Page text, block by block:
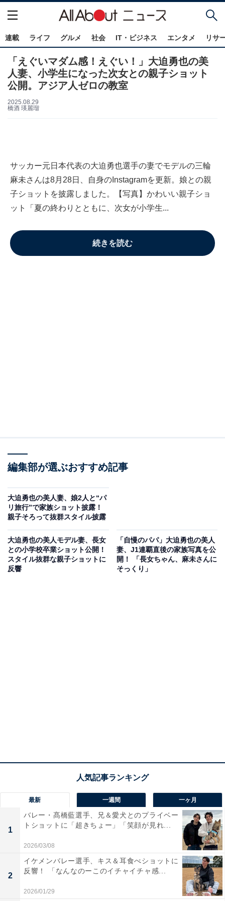
連載 ライフ グルメ 社会 IT・ビジネス エンタメ リサ
「えぐいマダム感！えぐい！」大迫勇也の美
人妻、小学生になった次女との親子ショット
公開。アジア人ゼロの教室
2025.08.29
橋酒 瑛麗瑠
サッカー元日本代表の大迫勇也選手の妻でモデルの三輪
麻未さんは8月28日、自身のInstagramを更新。娘との親
子ショットを披露しました。【写真】かわいい親子ショ
ット「夏の終わりとともに、次女が小学生...
続きを読む
編集部が選ぶおすすめ記事
大迫勇也の美人妻、娘2人と“パ
リ旅行”で家族ショット披露！
親子そろって抜群スタイル披露
大迫勇也の美人モデル妻、長女
との小学校卒業ショット公開！
スタイル抜群な親子ショットに
反響
「自慢のパパ」大迫勇也の美人
妻、J1連覇直後の家族写真を公
開！ 「長女ちゃん、麻未さんに
そっくり」
最新 一週間 一ヶ月
1
バレー・髙橋藍選手、兄＆愛犬とのプライベー
トショットに「超きちょー」「笑顔が見れ...
2026/03/08
2
イケメンバレー選手、キス＆耳食べショットに
反響！ 「なんなのーこのイチャイチャ感...
2026/01/29